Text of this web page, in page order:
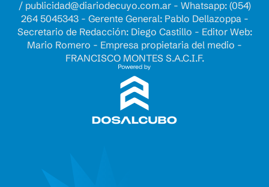
/ publicidad@diariodecuyo.com.ar- Whatsapp: (054)
264 5045343 - Gerente General: Pablo Dellazoppa -
Secretario de Redacción: Diego Castillo - Editor Web:
Mario Romero - Empresa propietaria del medio -
FRANCISCO MONTES S.A.C.I.F.